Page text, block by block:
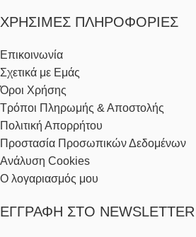
ΧΡΉΣΙΜΕΣ ΠΛΗΡΟΦΟΡΊΕΣ
Επικοινωνία
Σχετικά με Εμάς
Όροι Χρήσης
Τρόποι Πληρωμής & Αποστολής
Πολιτική Απορρήτου
Προστασία Προσωπικών Δεδομένων
Ανάλυση Cookies
Ο λογαριασμός μου
ΕΓΓΡΑΦΉ ΣΤΟ NEWSLETTER